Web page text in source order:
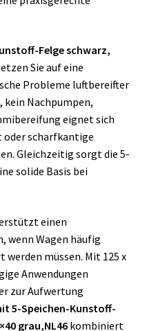
Felge schwarz,
Sie auf eine
Probleme luftbereifter
Nachpumpen,
eignet sich
oder scharfkantige
Gleichzeitig sorgt die 5-
solide Basis bei
einen
wenn Wagen häufig
müssen. Mit 125 x
Anwendungen
zur Aufwertung
5-Speichen-Kunstoff-
grau,NL46kombiniert